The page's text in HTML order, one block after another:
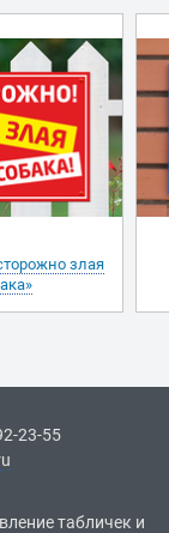
злая
23-55
табличек и